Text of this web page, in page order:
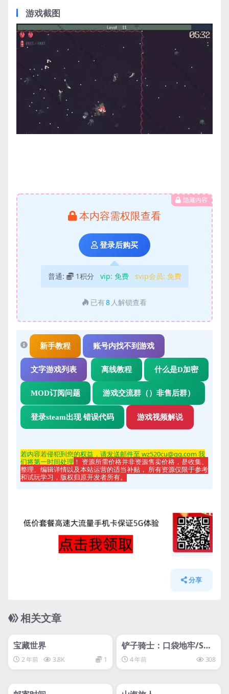
游戏截图
隐藏内容
本内容需权限查看
登录后购买
普通: 1积分 vip: 免费 svip会员: 免费
已有8 人解锁查看
新手教程 账号内找不到游戏
文字游戏列表 离线教程 什么是D加密
MOD订阅问题 游戏交流群（）非售后群）
登录steam出现 错误代码 游戏视频解说
若内容若侵犯到您的权益，请发送邮件至 wz520cu@qq.com 我
们将第一时间处理 ！ 资源所需价格并非资源售卖价格，是收集、
整理、编辑详情以及本站运营的适当补贴， 所有资源仅限于参考
和试玩学习，版权归原开发者所有。
分享
相关文章
宝藏世界
2 年前 3.8K 1
svip专属
铲子骑士：口袋地牢/Sho
vel Knight Pocket Dun
geon
4 年前 308